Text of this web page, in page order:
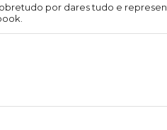
por dares tudo e